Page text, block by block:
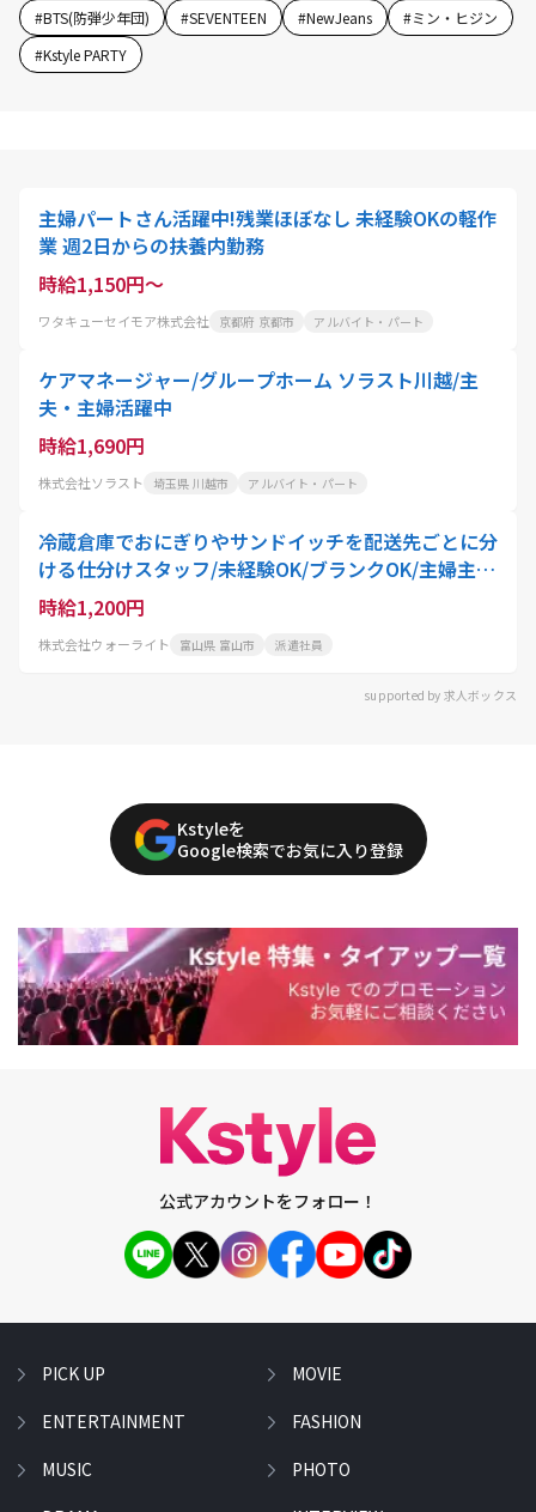
#BTS(防弾少年団) #SEVENTEEN #NewJeans #ミン・ヒジン
#Kstyle PARTY
主婦パートさん活躍中!残業ほぼなし 未経験OKの軽作
業 週2日からの扶養内勤務
時給1,150円～
ワタキューセイモア株式会社 京都府 京都市 アルバイト・パート
ケアマネージャー/グループホーム ソラスト川越/主
夫・主婦活躍中
時給1,690円
株式会社ソラスト 埼玉県 川越市 アルバイト・パート
冷蔵倉庫でおにぎりやサンドイッチを配送先ごとに分
ける仕分けスタッフ/未経験OK/ブランクOK/主婦主夫
活躍/富山市/1259
時給1,200円
株式会社ウォーライト 富山県 富山市 派遣社員
supported by 求人ボックス
Kstyleを
Google検索でお気に入り登録
公式アカウントをフォロー！
PICK UP
ENTERTAINMENT
MUSIC
MOVIE
FASHION
PHOTO